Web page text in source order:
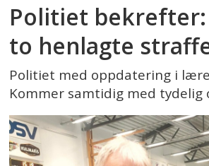
Politiet bekrefter:
to henlagte
Politiet med oppdatering i
Kommer samtidig med tydelig